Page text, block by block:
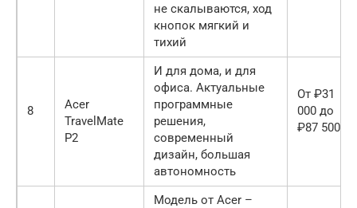
не скалываются, ход
кнопок мягкий и
тихий
8
Acer
TravelMate
P2
И для дома, и для
офиса. Актуальные
программные
решения,
современный
дизайн, большая
автономность
От ₽31
000 до
₽87 500
Модель от Acer –